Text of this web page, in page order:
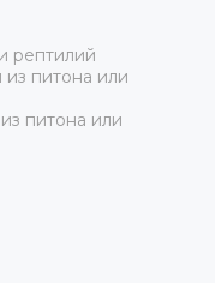
рептилий
питона или
питона или